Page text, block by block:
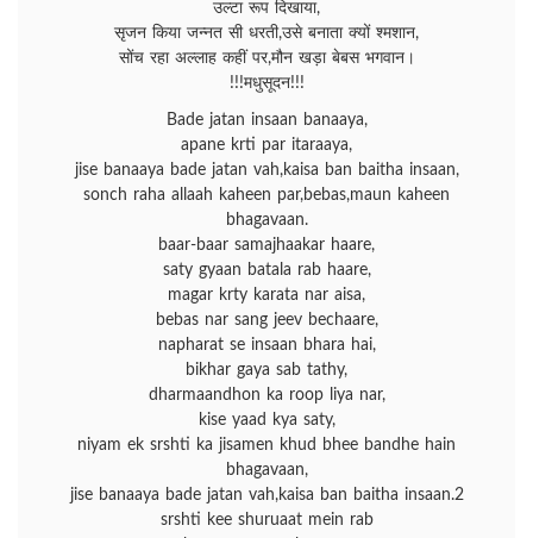
उल्टा रूप दिखाया,
सृजन किया जन्नत सी धरती,उसे बनाता क्यों श्मशान,
सोंच रहा अल्लाह कहीं पर,मौन खड़ा बेबस भगवान।
!!!मधुसूदन!!!
Bade jatan insaan banaaya,
apane krti par itaraaya,
jise banaaya bade jatan vah,kaisa ban baitha insaan,
sonch raha allaah kaheen par,bebas,maun kaheen
bhagavaan.
baar-baar samajhaakar haare,
saty gyaan batala rab haare,
magar krty karata nar aisa,
bebas nar sang jeev bechaare,
napharat se insaan bhara hai,
bikhar gaya sab tathy,
dharmaandhon ka roop liya nar,
kise yaad kya saty,
niyam ek srshti ka jisamen khud bhee bandhe hain
bhagavaan,
jise banaaya bade jatan vah,kaisa ban baitha insaan.2
srshti kee shuruaat mein rab